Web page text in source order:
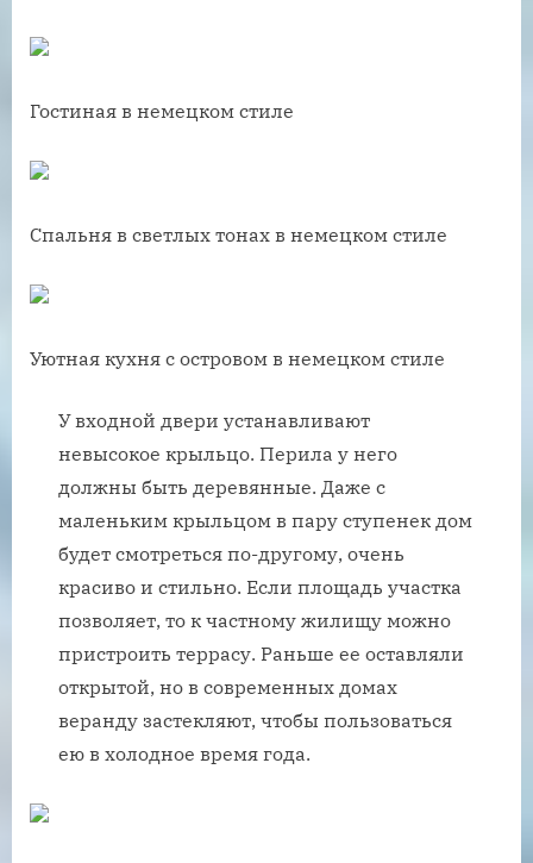
Гостиная в немецком стиле
Спальня в светлых тонах в немецком стиле
Уютная кухня с островом в немецком стиле
У входной двери устанавливают
невысокое крыльцо. Перила у него
должны быть деревянные. Даже с
маленьким крыльцом в пару ступенек дом
будет смотреться по-другому, очень
красиво и стильно. Если площадь участка
позволяет, то к частному жилищу можно
пристроить террасу. Раньше ее оставляли
открытой, но в современных домах
веранду застекляют, чтобы пользоваться
ею в холодное время года.